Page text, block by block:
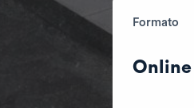
Formato
Online